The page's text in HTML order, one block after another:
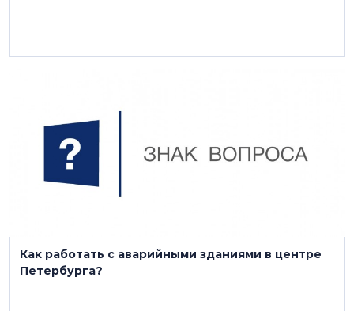
Как работать с аварийными зданиями в центре
Петербурга?